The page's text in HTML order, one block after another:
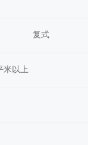
复式
米以上